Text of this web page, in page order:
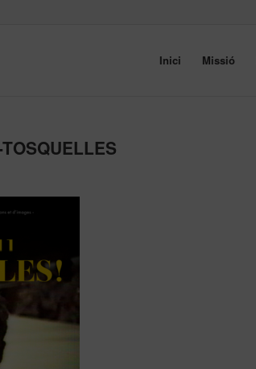
Inici Missió